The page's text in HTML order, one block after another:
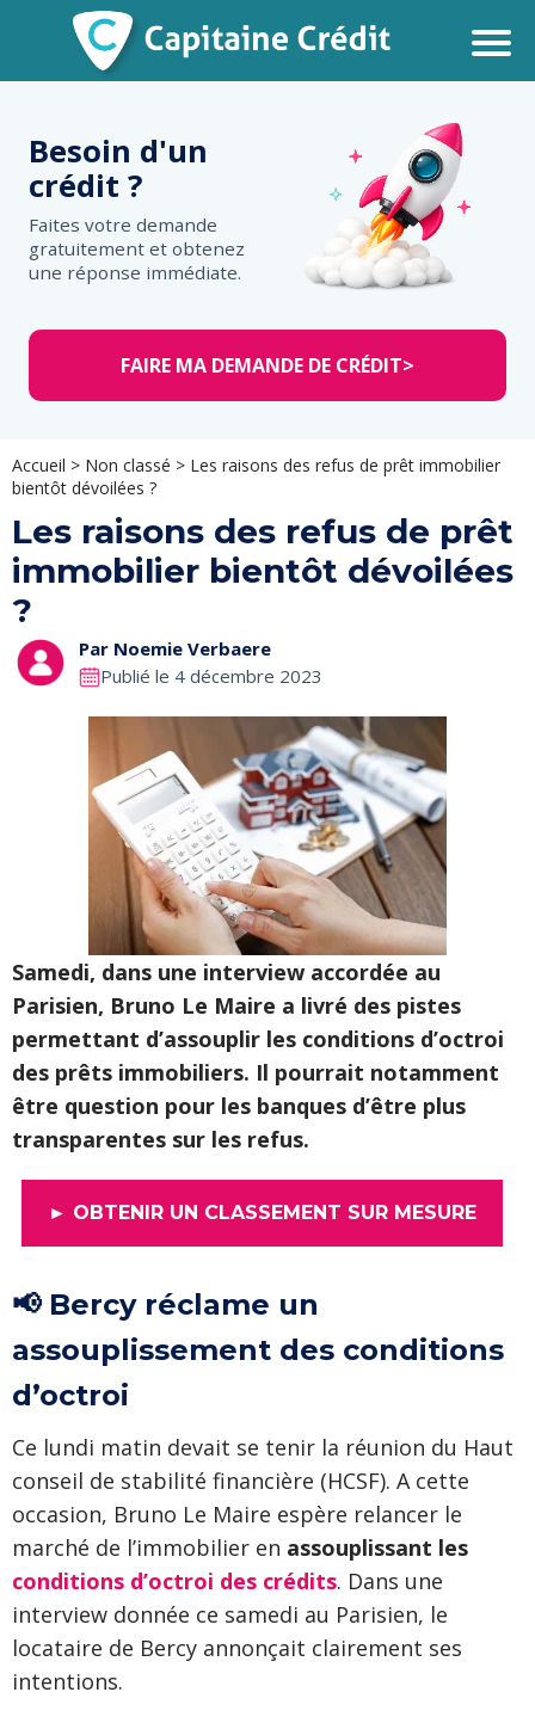
Besoin d'un
crédit ?
Faites votre demande
gratuitement et obtenez
une réponse immédiate.
FAIRE MA DEMANDE DE CRÉDIT>
Accueil > Non classé > Les raisons des refus de prêt immobilier
bientôt dévoilées ?
Les raisons des refus de prêt
immobilier bientôt dévoilées
?
Par Noemie Verbaere
Publié le 4 décembre 2023
Samedi, dans une interview accordée au
Parisien, Bruno Le Maire a livré des pistes
permettant d’assouplir les conditions d’octroi
des prêts immobiliers. Il pourrait notamment
être question pour les banques d’être plus
transparentes sur les refus.
► OBTENIR UN CLASSEMENT SUR MESURE
📢 Bercy réclame un
assouplissement des conditions
d’octroi
Ce lundi matin devait se tenir la réunion du Haut
conseil de stabilité financière (HCSF). A cette
occasion, Bruno Le Maire espère relancer le
marché de l’immobilier en assouplissant les
conditions d’octroi des crédits. Dans une
interview donnée ce samedi au Parisien, le
locataire de Bercy annonçait clairement ses
intentions.